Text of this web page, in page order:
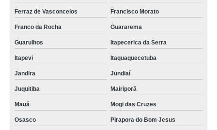
Ferraz de Vasconcelos Francisco Morato
Franco da Rocha Guararema
Guarulhos Itapecerica da Serra
Itapevi Itaquaquecetuba
Jandira Jundiaí
Juquitiba Mairiporã
Mauá Mogi das Cruzes
Osasco Pirapora do Bom Jesus